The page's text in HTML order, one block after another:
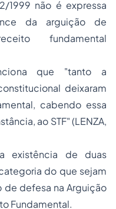
1999 não é expressa
da arguição de
fundamental
que "tanto a
deixaram
cabendo essa
ao STF" (LENZA,
existência de duas
do que sejam
defesa na Arguição
Fundamental.